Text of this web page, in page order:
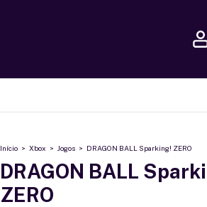
Início > Xbox > Jogos > DRAGON BALL Sparking! ZERO
DRAGON BALL
ZERO